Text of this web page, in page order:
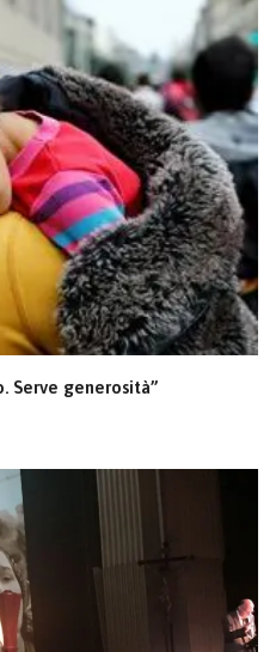
Serve generosità”